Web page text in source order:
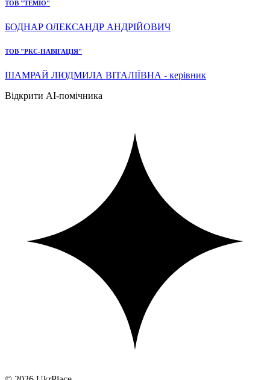
ТОВ "ТЕМІО"
БОДНАР ОЛЕКСАНДР АНДРІЙОВИЧ
ТОВ "РКС-НАВІГАЦІЯ"
ШАМРАЙ ЛЮДМИЛА ВІТАЛІЇВНА - керівник
Відкрити AI-помічника